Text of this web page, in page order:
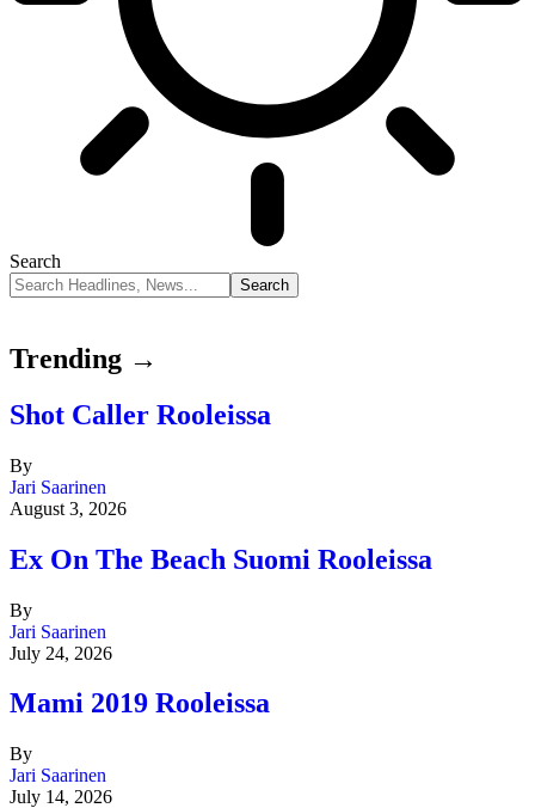
Search
Trending →
Shot Caller Rooleissa
By
Jari Saarinen
August 3, 2026
Ex On The Beach Suomi Rooleissa
By
Jari Saarinen
July 24, 2026
Mami 2019 Rooleissa
By
Jari Saarinen
July 14, 2026